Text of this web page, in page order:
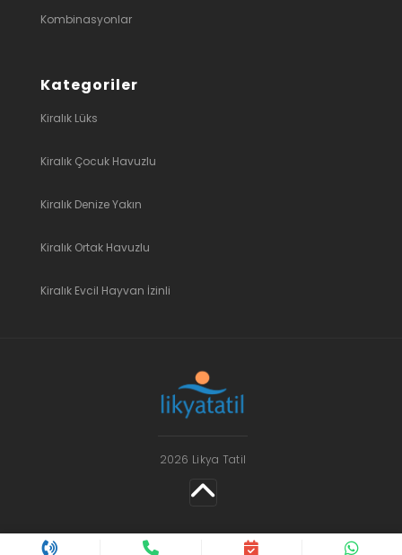
Kombinasyonlar
Kategoriler
Kiralık Lüks
Kiralık Çocuk Havuzlu
Kiralık Denize Yakın
Kiralık Ortak Havuzlu
Kiralık Evcil Hayvan İzinli
2026 Likya Tatil